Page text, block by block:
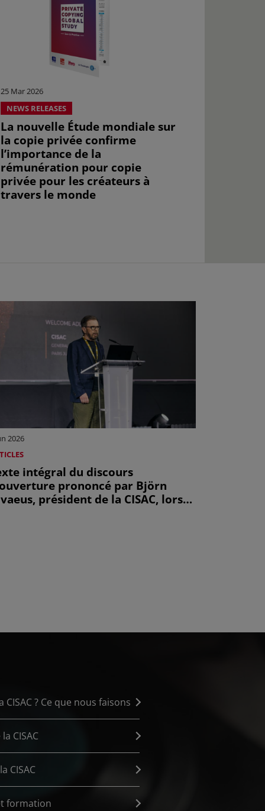
25 Mar 2026
NEWS RELEASES
La nouvelle Étude mondiale sur
la copie privée confirme
l’importance de la
rémunération pour copie
privée pour les créateurs à
travers le monde
2026
intégral du discours
prononcé par Björn
président de la CISAC, lors
CISAC ? Ce que nous faisons
CISAC
CISAC
formation